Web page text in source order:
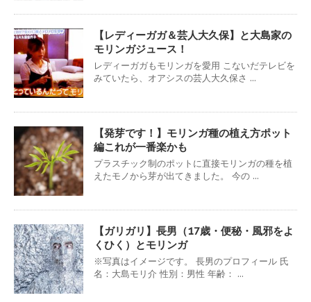
【レディーガガ＆芸人大久保】と大島家の
モリンガジュース！
レディーガガもモリンガを愛用 こないだテレビを
みていたら、オアシスの芸人大久保さ ...
【発芽です！】モリンガ種の植え方ポット
編これが一番楽かも
プラスチック制のポットに直接モリンガの種を植
えたモノから芽が出てきました。 今の ...
【ガリガリ】長男（17歳・便秘・風邪をよ
くひく）とモリンガ
※写真はイメージです。 長男のプロフィール 氏
名：大島モリ介 性別：男性 年齢： ...